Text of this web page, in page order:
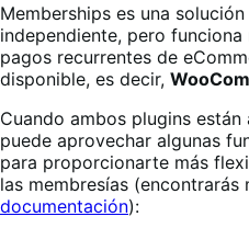
Memberships es una
independiente, pero
pagos recurrentes de
disponible, es decir,
Cuando ambos plugins
puede aprovechar algunas
para proporcionarte más
las membresías (encontrarás
documentación):